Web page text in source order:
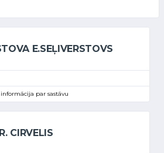
E.SEĻIVERSTOVS
informācija par sastāvu
CIRVELIS